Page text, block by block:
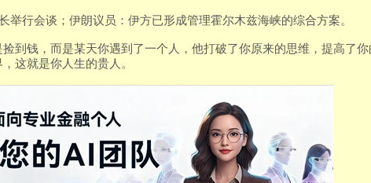
举行会谈；伊朗议员：伊方已形成管理霍尔木兹海峡的综合方案。
捡到钱，而是某天你遇到了一个人，他打破了你原来的思维，提高了
这就是你人生的贵人。